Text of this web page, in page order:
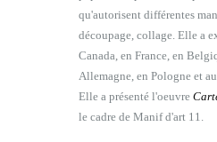
qu'autorisent différentes
découpage, collage. Elle a
Canada, en France, en
Allemagne, en Pologne et
Elle a présenté l'oeuvre
le cadre de Manif d'art 11.